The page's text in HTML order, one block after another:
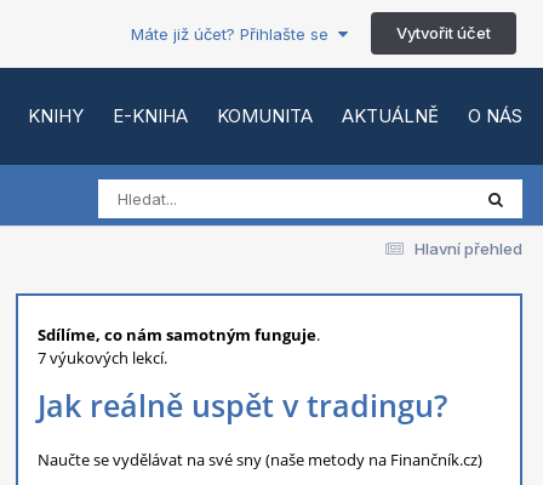
Máte již účet? Přihlašte se Vytvořit účet
KNIHY E-KNIHA KOMUNITA AKTUÁLNĚ O NÁS
Hlavní přehled
Sdílíme, co nám samotným funguje.
7 výukových lekcí.
Jak reálně uspět v tradingu?
Naučte se vydělávat na své sny (naše metody na Finančník.cz)